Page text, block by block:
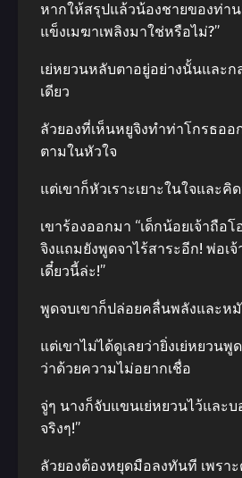
หากให้สรุปแล้วน้องชายของท่า
แข็งเมฆาเพลิงมาใช่หรือไม่?”
เย่หยวนหลับตาอยู่อย่างนั้นและ
เดียว
ลัวยองที่เห็นหยูจิงทำท่าโกรธอ
ตามในหัวใจ
แต่เขาก็หัวเราะเยาะในใจและ
เขาร้องออกมา “เด็กน้อยเจ้าถือ
จิงแถมยังพูดจาไร้สาระอีก! พ่อเจ้
เดี๋ยวนี้ล่ะ!”
พูดจบเขาก็ปล่อยคลื่นพลังและห
แต่เขาไม่ได้ดูเลยว่ายิ่งเย่หยวนพู
ว่าด้วยความไม่อยากเชื่อ
จู่ๆ นางก็จับแขนเย่หยวนไว้และบ
จริงๆ!”
ลัวยองต้องหยุดมือลงทันที เพรา